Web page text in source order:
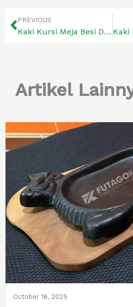
PREVIOUS
Kaki Kursi Meja Besi Desain Modern dan Unik
Artikel
October 16, 2025